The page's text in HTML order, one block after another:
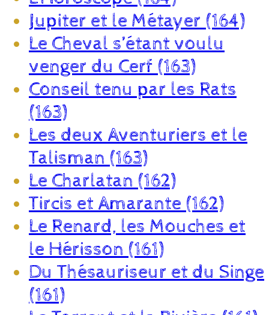
Jupiter et le Métayer (164)
Le Cheval s’étant voulu
venger du Cerf (163)
Conseil tenu par les Rats
(163)
Les deux Aventuriers et le
Talisman (163)
Le Charlatan (162)
Tircis et Amarante (162)
Le Renard, les Mouches et
le Hérisson (161)
Du Thésauriseur et du Singe
(161)